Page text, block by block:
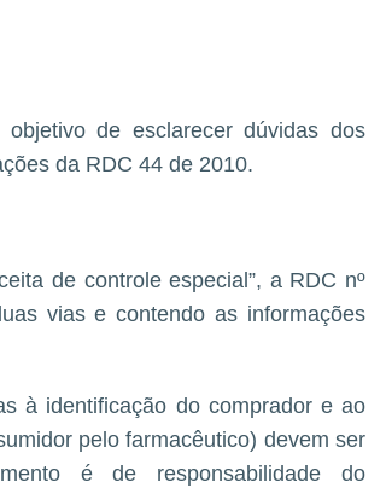
de esclarecer dúvidas dos
da RDC 44 de 2010.
de controle especial”, a RDC nº
vias e contendo as informações
à identificação do comprador e ao
pelo farmacêutico) devem ser
é de responsabilidade do